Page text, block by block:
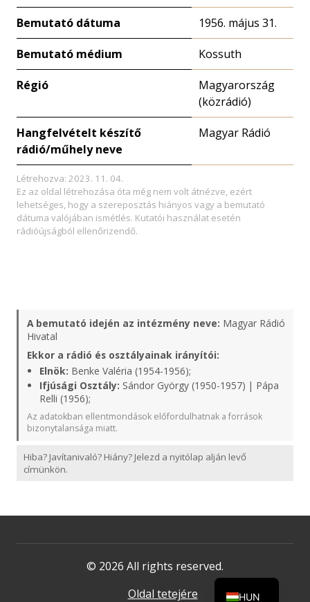
Bemutató dátuma 1956. május 31.
Bemutató médium Kossuth
Régió
Magyarország
(közrádió)
Hangfelvételt készítő
rádió/műhely neve
Magyar Rádió
Létrehozva: 2023. 11. 04.
Ez az oldal létrehozása óta még nem volt átnézve, ezért
lehetséges, hogy a szereposztás hiányos vagy a bemutató
dátuma valójában ismétlés. Kutatói használat esetén
rádióújságból ellenőrizendő.
A bemutató idején az intézmény neve: Magyar Rádió
Hivatal
Ekkor a rádió és osztályainak irányítói:
Elnök: Benke Valéria (1954-1956);
Ifjúsági Osztály: Sándor György (1950-1957) | Pápa
Relli (1956);
Az adatokban ellentmondások előfordulhatnak a források
bizonytalansága miatt.
Hiba? Javítanivaló? Hiány? Jelezd a nyitólap alján levő
címünkön.
© 2026 All rights reserved.
Oldal tetejére
HUN